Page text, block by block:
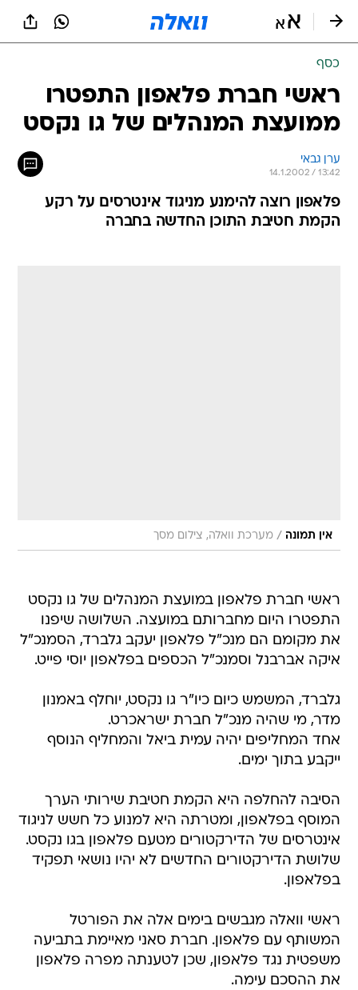
כסף
ראשי חברת פלאפון התפטרו
ממועצת המנהלים של גו נקסט
ערן גבאי
14.1.2002 / 13:42
פלאפון רוצה להימנע מניגוד אינטרסים על רקע
הקמת חטיבת התוכן החדשה בחברה
אין תמונה / מערכת וואלה, צילום מסך
ראשי חברת פלאפון במועצת המנהלים של גו נקסט
התפטרו היום מחברותם במועצה. השלושה שיפנו
את מקומם הם מנכ"ל פלאפון יעקב גלברד, הסמנכ"ל
איקה אברבנל וסמנכ"ל הכספים בפלאפון יוסי פייט.
גלברד, המשמש כיום כיו"ר גו נקסט, יוחלף באמנון
מדר, מי שהיה מנכ"ל חברת ישראכרט.
אחד המחליפים יהיה עמית ביאל והמחליף הנוסף
ייקבע בתוך ימים.
הסיבה להחלפה היא הקמת חטיבת שירותי הערך
המוסף בפלאפון, ומטרתה היא למנוע כל חשש לניגוד
אינטרסים של הדירקטורים מטעם פלאפון בגו נקסט.
שלושת הדירקטורים החדשים לא יהיו נושאי תפקיד
בפלאפון.
ראשי וואלה מגבשים בימים אלה את הפורטל
המשותף עם פלאפון. חברת סאני מאיימת בתביעה
משפטית נגד פלאפון, שכן לטענתה מפרה פלאפון
את ההסכם עימה.